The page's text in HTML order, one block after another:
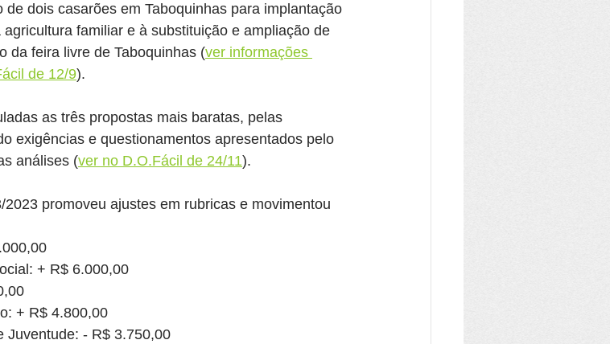
dois casarões em Taboquinhas para implantação
familiar e à substituição e ampliação de
da feira livre de Taboquinhas (ver informações
de 12/9).
as três propostas mais baratas, pelas
exigências e questionamentos apresentados pelo
análises (ver no D.O.Fácil de 24/11).
promoveu ajustes em rubricas e movimentou
+ R$ 6.000,00
+ R$ 4.800,00
Juventude: - R$ 3.750,00